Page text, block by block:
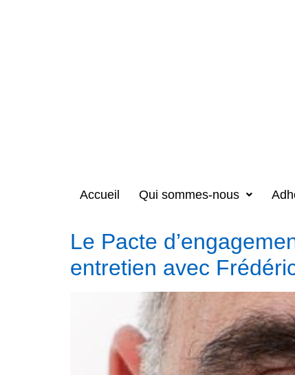
Accueil Qui sommes-nous
Le Pacte
entretien avec